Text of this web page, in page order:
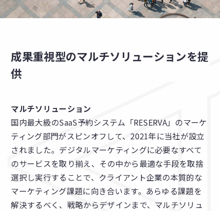
成果重視型のマルチソリューションを提
供
マルチソリューション
国内最大級のSaaS予約システム「RESERVA」のマーケ
ティング部門がスピンオフして、2021年に当社が設立
されました。デジタルマーケティングに必要なすべて
のサービスを取り揃え、その中から最適な手段を取捨
選択し実行することで、クライアント企業の本質的な
マーケティング課題に向き合います。あらゆる課題を
解決するべく、戦略からデザインまで、マルチソリュ